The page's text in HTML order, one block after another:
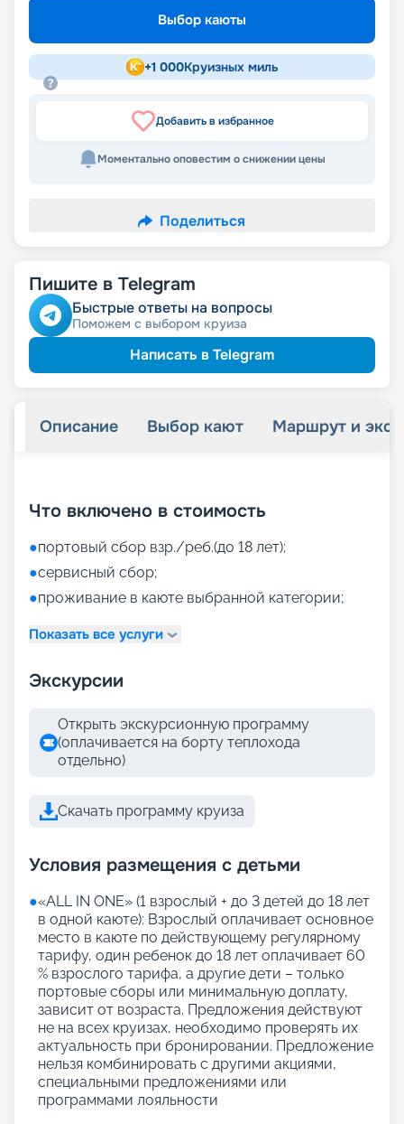
Выбор каюты
+1 000Круизных миль
Добавить в избранное
Моментально оповестим о снижении цены
Поделиться
Пишите в Telegram
Быстрые ответы на вопросы
Поможем с выбором круиза
Написать в Telegram
Описание Выбор кают Маршрут и
Что включено в стоимость
●портовый сбор взр./реб.(до 18 лет);
●сервисный сбор;
●проживание в каюте выбранной категории;
Показать все услуги
Экскурсии
Открыть экскурсионную программу
(оплачивается на борту теплохода
отдельно)
Скачать программу круиза
Условия размещения с детьми
●«АLL IN ONE» (1 взрослый + до 3 детей до 18 лет
в одной каюте): Взрослый оплачивает основное
место в каюте по действующему регулярному
тарифу, один ребенок до 18 лет оплачивает 60
% взрослого тарифа, а другие дети – только
портовые сборы или минимальную доплату,
зависит от возраста. Предложения действуют
не на всех круизах, необходимо проверять их
актуальность при бронировании. Предложение
нельзя комбинировать с другими акциями,
специальными предложениями или
программами лояльности